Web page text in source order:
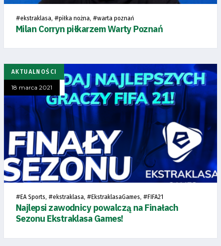
#ekstraklasa, #piłka nożna, #warta poznań
Milan Corryn piłkarzem Warty Poznań
AKTUALNOŚCI
18 marca 2021
#EA Sports, #ekstraklasa, #EkstraklasaGames, #FIFA21
Najlepsi zawodnicy powalczą na Finałach
Sezonu Ekstraklasa Games!